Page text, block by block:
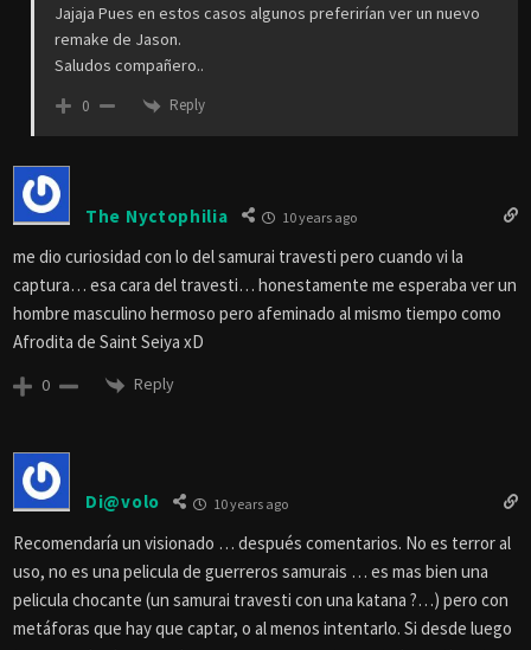
Jajaja Pues en estos casos algunos preferirían ver un nuevo
remake de Jason.
Saludos compañero..
0 Reply
The Nyctophilia 10 years ago
me dio curiosidad con lo del samurai travesti pero cuando vi la
captura… esa cara del travesti… honestamente me esperaba ver un
hombre masculino hermoso pero afeminado al mismo tiempo como
Afrodita de Saint Seiya xD
0 Reply
Di@volo 10 years ago
Recomendaría un visionado … después comentarios. No es terror al
uso, no es una pelicula de guerreros samurais … es mas bien una
pelicula chocante (un samurai travesti con una katana ?…) pero con
metáforas que hay que captar, o al menos intentarlo. Si desde luego